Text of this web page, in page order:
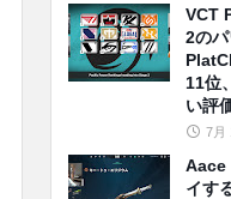
VCT
2の
11位
い評
7月
Aace
イす